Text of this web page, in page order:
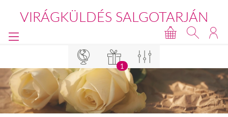
VIRÁGKÜLDÉS SALGOTARJÁN
1